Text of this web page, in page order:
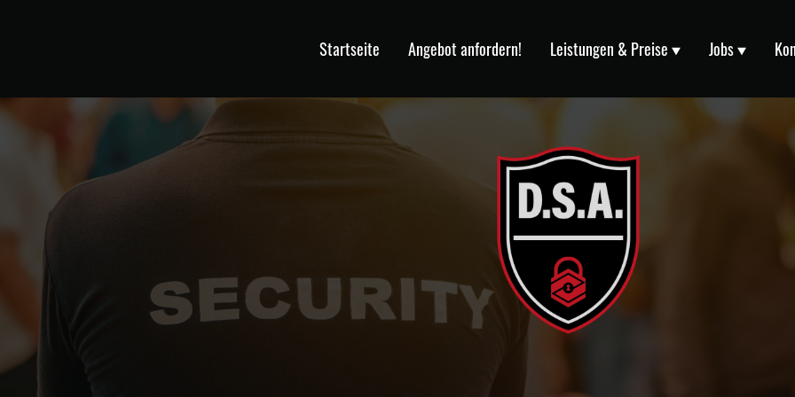
Startseite Angebot anfordern! Leistungen & Preise Jobs